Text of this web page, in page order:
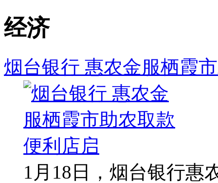
经济
烟台银行 惠农金服栖霞
1月18日，烟台银行惠